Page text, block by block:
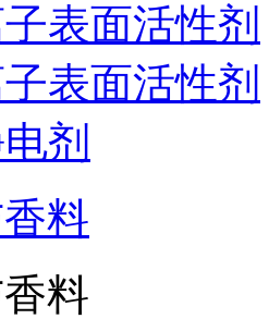
表面活性剂
表面活性剂
剂
料
料